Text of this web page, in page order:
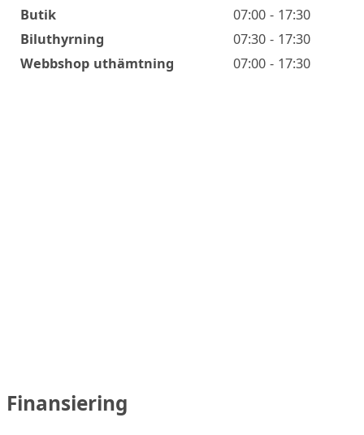
Butik
07:00 - 17:30
Biluthyrning
07:30 - 17:30
Webbshop uthämtning
07:00 - 17:30
Finansiering